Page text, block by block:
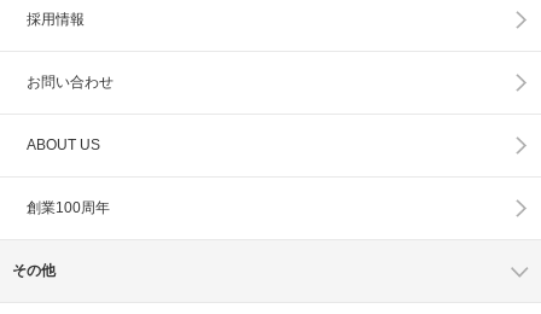
採用情報
お問い合わせ
ABOUT US
創業100周年
その他